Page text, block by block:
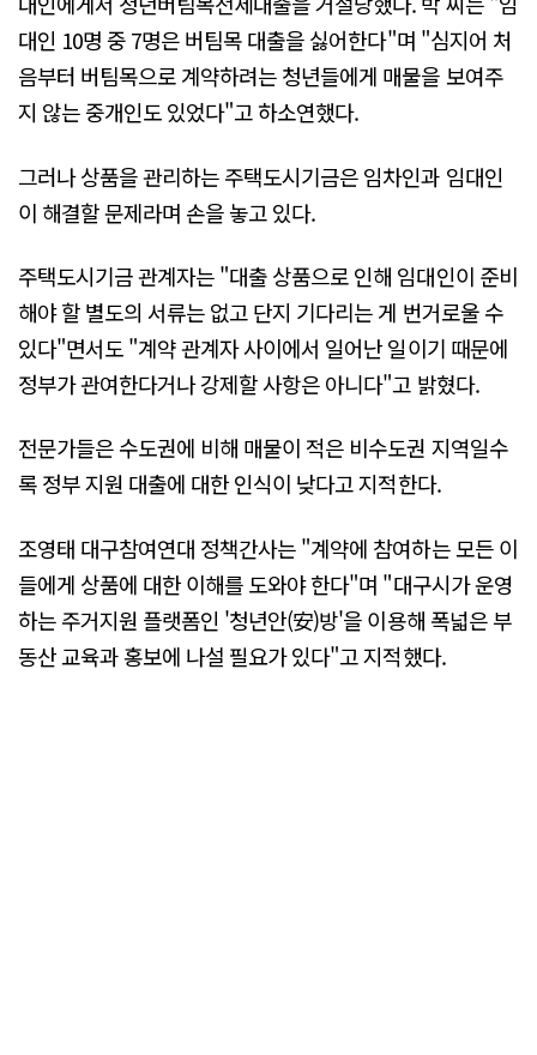
대인 10명 중 7명은 버팀목 대출을 싫어한다"며 "심지어 처
음부터 버팀목으로 계약하려는 청년들에게 매물을 보여주
지 않는 중개인도 있었다"고 하소연했다.
그러나 상품을 관리하는 주택도시기금은 임차인과 임대인
이 해결할 문제라며 손을 놓고 있다.
주택도시기금 관계자는 "대출 상품으로 인해 임대인이 준비
해야 할 별도의 서류는 없고 단지 기다리는 게 번거로울 수
있다"면서도 "계약 관계자 사이에서 일어난 일이기 때문에
정부가 관여한다거나 강제할 사항은 아니다"고 밝혔다.
전문가들은 수도권에 비해 매물이 적은 비수도권 지역일수
록 정부 지원 대출에 대한 인식이 낮다고 지적한다.
조영태 대구참여연대 정책간사는 "계약에 참여하는 모든 이
들에게 상품에 대한 이해를 도와야 한다"며 "대구시가 운영
하는 주거지원 플랫폼인 '청년안(安)방'을 이용해 폭넓은 부
동산 교육과 홍보에 나설 필요가 있다"고 지적했다.